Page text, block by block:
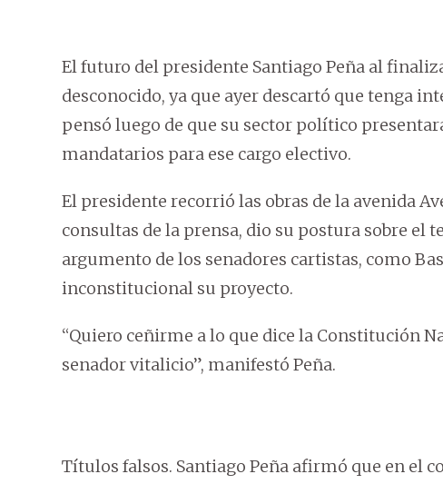
El futuro del presidente Santiago Peña al
desconocido, ya que ayer descartó que tenga
pensó luego de que su sector político
mandatarios para ese cargo electivo.
El presidente recorrió las obras de la avenida
consultas de la prensa, dio su postura sobre el
argumento de los senadores cartistas, como
inconstitucional su proyecto.
“Quiero ceñirme a lo que dice la Constitución
senador vitalicio”, manifestó Peña.
Títulos falsos. Santiago Peña afirmó que en el